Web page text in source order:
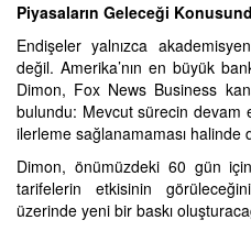
Piyasaların Geleceği
Endişeler yalnızca
değil. Amerika’nın en büyük
Dimon, Fox News Business
bulundu: Mevcut sürecin devam
ilerleme sağlanamaması
Dimon, önümüzdeki 60 gün
tarifelerin etkisinin
üzerinde yeni bir baskı